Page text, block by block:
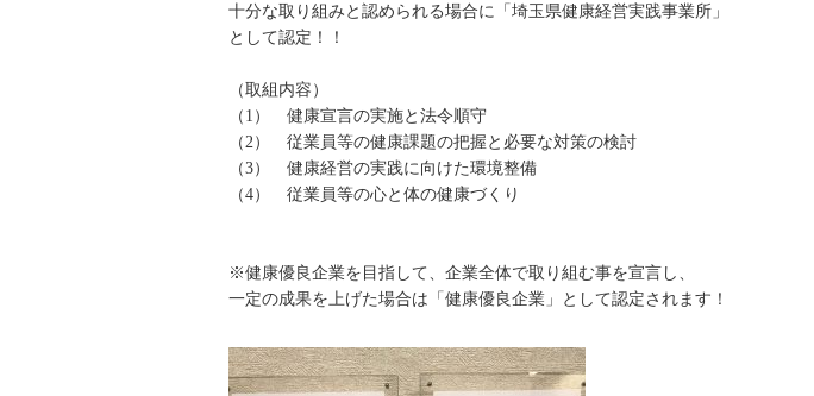
十分な取り組みと認められる場合に「埼玉県健康経営実践事業所」
として認定！！
（取組内容）
（1） 健康宣言の実施と法令順守
（2） 従業員等の健康課題の把握と必要な対策の検討
（3） 健康経営の実践に向けた環境整備
（4） 従業員等の心と体の健康づくり
※健康優良企業を目指して、企業全体で取り組む事を宣言し、
一定の成果を上げた場合は「健康優良企業」として認定されます！